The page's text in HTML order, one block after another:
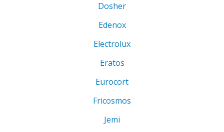
Dosher
Edenox
Electrolux
Eratos
Eurocort
Fricosmos
Jemi